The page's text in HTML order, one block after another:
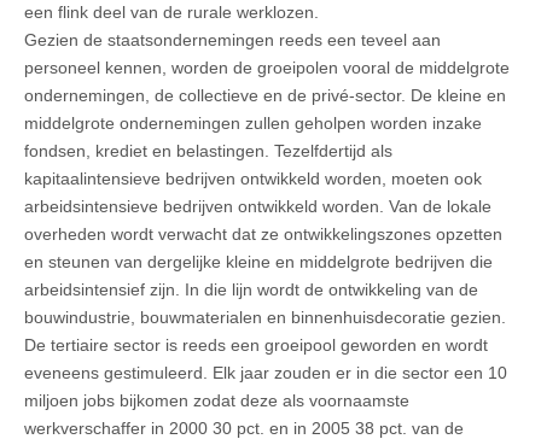
een flink deel van de rurale werklozen.
Gezien de staatsondernemingen reeds een teveel aan
personeel kennen, worden de groeipolen vooral de middelgrote
ondernemingen, de collectieve en de privé-sector. De kleine en
middelgrote ondernemingen zullen geholpen worden inzake
fondsen, krediet en belastingen. Tezelfdertijd als
kapitaalintensieve bedrijven ontwikkeld worden, moeten ook
arbeidsintensieve bedrijven ontwikkeld worden. Van de lokale
overheden wordt verwacht dat ze ontwikkelingszones opzetten
en steunen van dergelijke kleine en middelgrote bedrijven die
arbeidsintensief zijn. In die lijn wordt de ontwikkeling van de
bouwindustrie, bouwmaterialen en binnenhuisdecoratie gezien.
De tertiaire sector is reeds een groeipool geworden en wordt
eveneens gestimuleerd. Elk jaar zouden er in die sector een 10
miljoen jobs bijkomen zodat deze als voornaamste
werkverschaffer in 2000 30 pct. en in 2005 38 pct. van de